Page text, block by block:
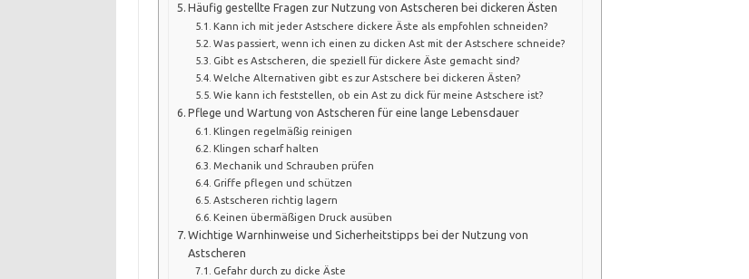
Häufig gestellte Fragen zur Nutzung von Astscheren bei dickeren Ästen
Kann ich mit jeder Astschere dickere Äste als empfohlen schneiden?
Was passiert, wenn ich einen zu dicken Ast mit der Astschere schneide?
Gibt es Astscheren, die speziell für dickere Äste gemacht sind?
Welche Alternativen gibt es zur Astschere bei dickeren Ästen?
Wie kann ich feststellen, ob ein Ast zu dick für meine Astschere ist?
Pflege und Wartung von Astscheren für eine lange Lebensdauer
Klingen regelmäßig reinigen
Klingen scharf halten
Mechanik und Schrauben prüfen
Griffe pflegen und schützen
Astscheren richtig lagern
Keinen übermäßigen Druck ausüben
Wichtige Warnhinweise und Sicherheitstipps bei der Nutzung von
Astscheren
Gefahr durch zu dicke Äste